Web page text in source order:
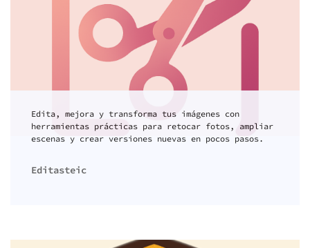
Edita, mejora y transforma tus imágenes con
herramientas prácticas para retocar fotos, ampliar
escenas y crear versiones nuevas en pocos pasos.
Editasteic